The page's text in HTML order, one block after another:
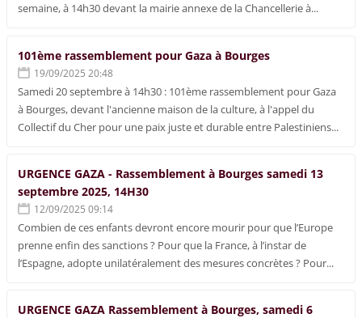
semaine, à 14h30 devant la mairie annexe de la Chancellerie à...
101ème rassemblement pour Gaza à Bourges
19/09/2025 20:48
Samedi 20 septembre à 14h30 : 101ème rassemblement pour Gaza
à Bourges, devant l'ancienne maison de la culture, à l'appel du
Collectif du Cher pour une paix juste et durable entre Palestiniens...
URGENCE GAZA - Rassemblement à Bourges samedi 13
septembre 2025, 14H30
12/09/2025 09:14
Combien de ces enfants devront encore mourir pour que l’Europe
prenne enfin des sanctions ? Pour que la France, à l’instar de
l’Espagne, adopte unilatéralement des mesures concrètes ? Pour...
URGENCE GAZA Rassemblement à Bourges, samedi 6